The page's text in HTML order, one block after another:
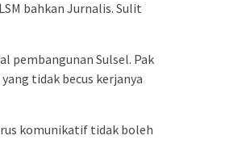
bahkan Jurnalis. Sulit
pembangunan Sulsel. Pak
tidak becus kerjanya
komunikatif tidak boleh